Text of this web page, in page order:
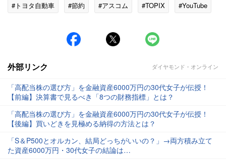
#トヨタ自動車
#節約 #アスコム #TOPIX
#YouTube
外部リンク ダイヤモンド・オンライン
「高配当株の選び方」を金融資産6000万円の30代女子が伝授！
【前編】決算書で見るべき「8つの財務指標」とは？
「高配当株の選び方」を金融資産6000万円の30代女子が伝授！
【後編】買いどきを見極める納得の方法とは？
「S＆P500とオルカン、結局どっちがいいの？」→両方積み立て
た資産6000万円・30代女子の結論は…